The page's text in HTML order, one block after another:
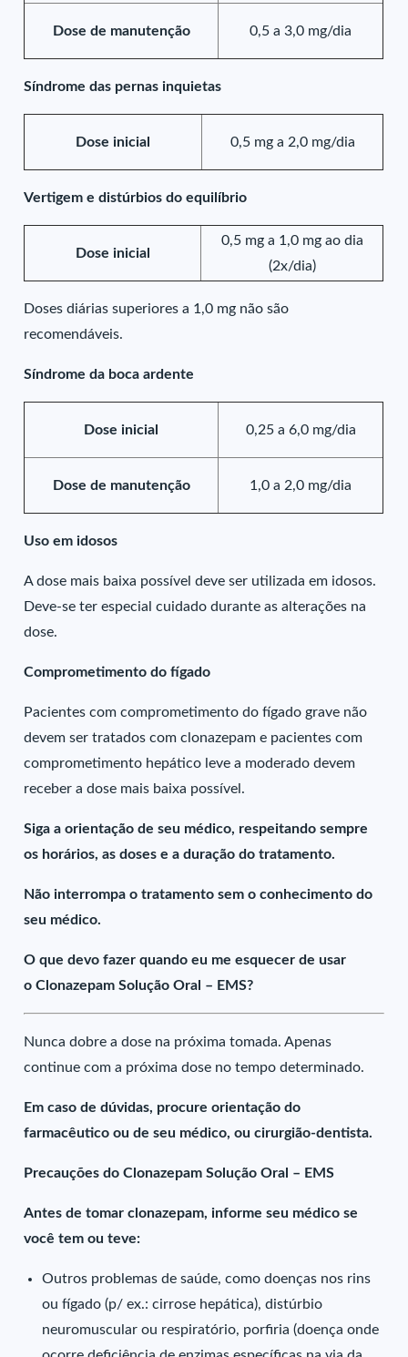
Dose de manutenção 0,5 a 3,0 mg/dia
Síndrome das pernas inquietas
Dose inicial 0,5 mg a 2,0 mg/dia
Vertigem e distúrbios do equilíbrio
Dose inicial
0,5 mg a 1,0 mg ao dia
(2x/dia)
Doses diárias superiores a 1,0 mg não são
recomendáveis.
Síndrome da boca ardente
Dose inicial 0,25 a 6,0 mg/dia
Dose de manutenção 1,0 a 2,0 mg/dia
Uso em idosos
A dose mais baixa possível deve ser utilizada em idosos.
Deve-se ter especial cuidado durante as alterações na
dose.
Comprometimento do fígado
Pacientes com comprometimento do fígado grave não
devem ser tratados com clonazepam e pacientes com
comprometimento hepático leve a moderado devem
receber a dose mais baixa possível.
Siga a orientação de seu médico, respeitando sempre
os horários, as doses e a duração do tratamento.
Não interrompa o tratamento sem o conhecimento do
seu médico.
O que devo fazer quando eu me esquecer de usar
o Clonazepam Solução Oral – EMS?
Nunca dobre a dose na próxima tomada. Apenas
continue com a próxima dose no tempo determinado.
Em caso de dúvidas, procure orientação do
farmacêutico ou de seu médico, ou cirurgião-dentista.
Precauções do Clonazepam Solução Oral – EMS
Antes de tomar clonazepam, informe seu médico se
você tem ou teve:
Outros problemas de saúde, como doenças nos rins
ou fígado (p/ ex.: cirrose hepática), distúrbio
neuromuscular ou respiratório, porfiria (doença onde